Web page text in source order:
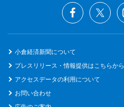
小倉経済新聞について
プレスリリース・情報提供はこちらから
アクセスデータの利用について
お問い合わせ